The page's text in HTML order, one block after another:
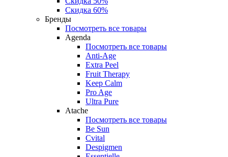
Скидка 60%
Бренды
Посмотреть все товары
Agenda
Посмотреть все товары
Anti‑Age
Extra Peel
Fruit Therapy
Keep Calm
Pro Age
Ultra Pure
Atache
Посмотреть все товары
Be Sun
Cvital
Despigmen